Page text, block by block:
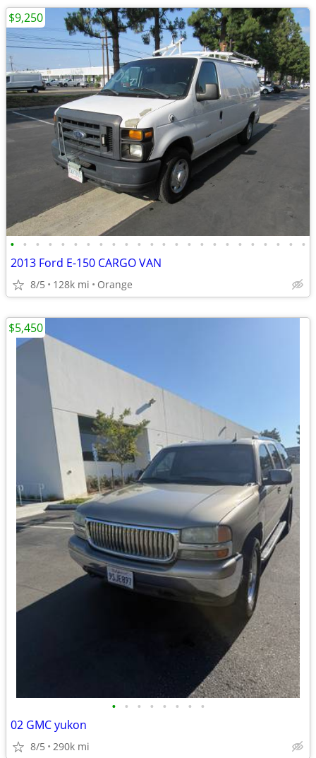
• • • • • • • • • • • • • • • • • • • • • • • •
2013 Ford E-150 CARGO VAN
8/5 128k mi Orange
$9,250
• • • • • • • •
02 GMC yukon
8/5 290k mi
$5,450